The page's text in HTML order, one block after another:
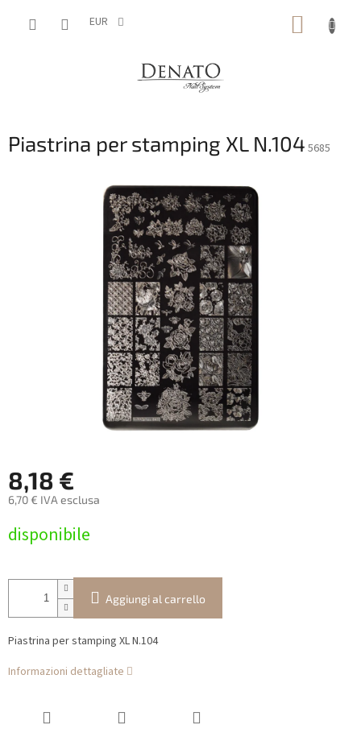
EUR
Piastrina per stamping XL N.104 5685
8,18 €
6,70 € IVA esclusa
della
disponibile
Aggiungi al carrello
Piastrina per stamping XL N.104
Informazioni dettagliate